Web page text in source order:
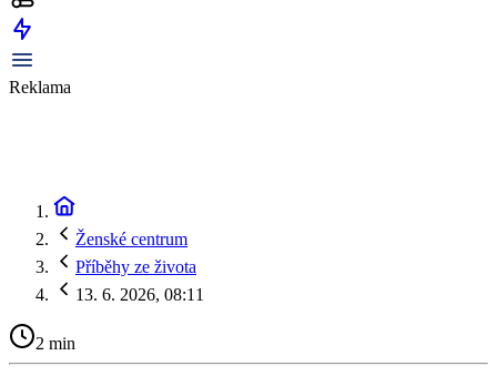
Reklama
Ženské centrum
Příběhy ze života
13. 6. 2026, 08:11
2 min